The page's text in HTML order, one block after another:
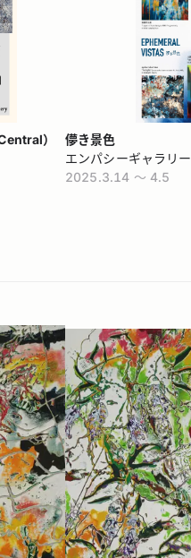
）
儚き景色
エンパシーギャラリー
2025.3.14 〜 4.5